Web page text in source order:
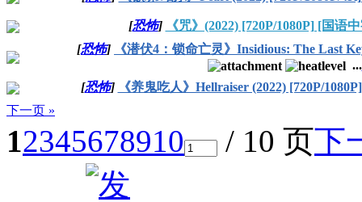
[恐怖]
《咒》(2022) [720P/1080P] [国语
[恐怖]
《潜伏4：锁命亡灵》Insidious: The Last
...
[恐怖]
《养鬼吃人》Hellraiser (2022) [720P/
下一页 »
12345678910 / 10 页下